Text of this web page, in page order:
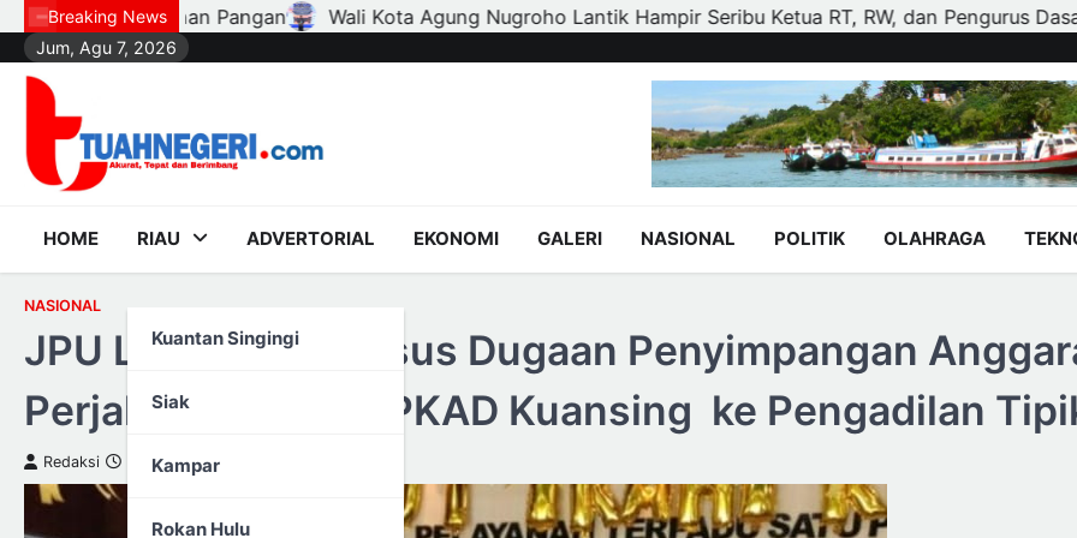
Skip
content
Breaking News
Kota Agung Nugroho Lantik Hampir Seribu Ketua RT, RW, dan Pengurus Dasa Wisma di Tujuh Kecamatan Polisi
Jum, Agu 7, 2026
HOME RIAU
Kuantan Singingi
Siak
Kampar
Rokan Hulu
ADVERTORIAL EKONOMI GALERI NASIONAL POLITIK OLAHRAGA
NASIONAL
JPU Limpahkan Kasus Dugaan Penyimpangan
Perjalanan Dinas BPKAD Kuansing ke Pengadilan
Redaksi 20 Maret 2023